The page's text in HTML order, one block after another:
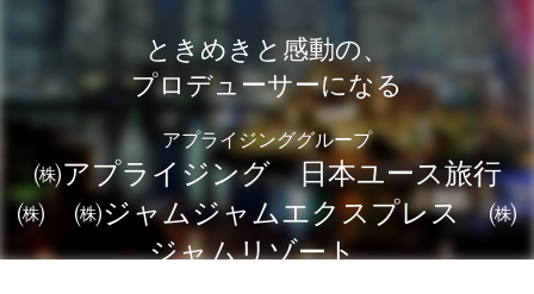
ときめきと感動の、
プロデューサーになる
アプライジンググループ
㈱アプライジング 日本ユース旅行
㈱ ㈱ジャムジャムエクスプレス ㈱
ジャムリゾート